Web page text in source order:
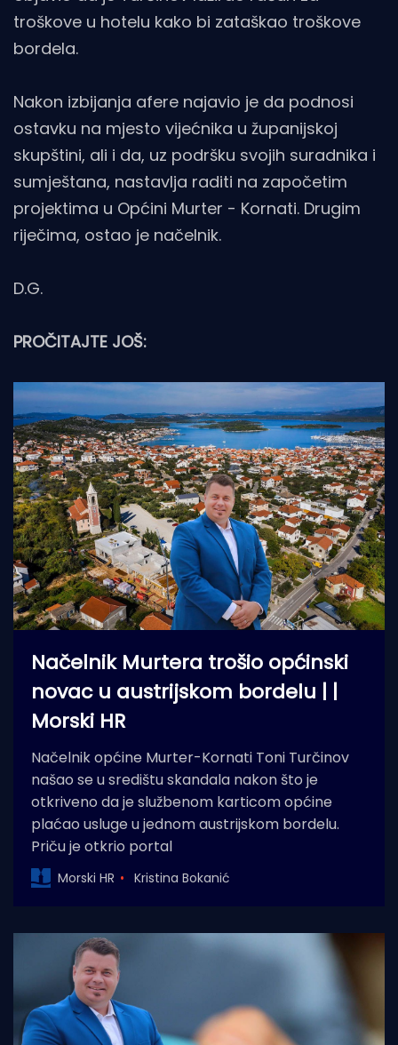
troškove u hotelu kako bi zataškao troškove
bordela.
Nakon izbijanja afere najavio je da podnosi
ostavku na mjesto vijećnika u županijskoj
skupštini, ali i da, uz podršku svojih suradnika i
sumještana, nastavlja raditi na započetim
projektima u Općini Murter - Kornati. Drugim
riječima, ostao je načelnik.
D.G.
PROČITAJTE JOŠ:
Načelnik Murtera trošio općinski
novac u austrijskom bordelu | |
Morski HR
Načelnik općine Murter-Kornati Toni Turčinov
našao se u središtu skandala nakon što je
otkriveno da je službenom karticom općine
plaćao usluge u jednom austrijskom bordelu.
Priču je otkrio portal
Morski HR Kristina Bokanić